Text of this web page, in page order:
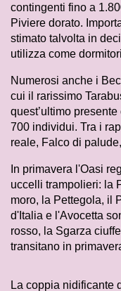
contingenti fino a
Piviere dorato.
stimato talvolta in
utilizza come
Numerosi anche i
cui il rarissimo
quest’ultimo
700 individui. Tra i
reale, Falco di
In primavera l'Oasi
uccelli trampolieri: la
moro, la Pettegola, il
d'Italia e l'Avocetta
rosso, la Sgarza
transitano in
La coppia nidificante